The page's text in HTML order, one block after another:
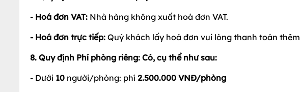
- Hoá đơn VAT: Nhà hàng không xuất hoá đơn VAT.
- Hoá đơn trực tiếp: Quý khách lấy hoá đơn vui lòng thanh toán thêm
8. Quy định Phí phòng riêng: Có, cụ thể như sau:
- Dưới 10 người/phòng: phí 2.500.000 VNĐ/phòng